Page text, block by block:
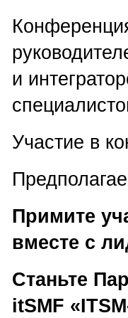
и
Участие в
Примите
вместе с
Станьте
itSMF